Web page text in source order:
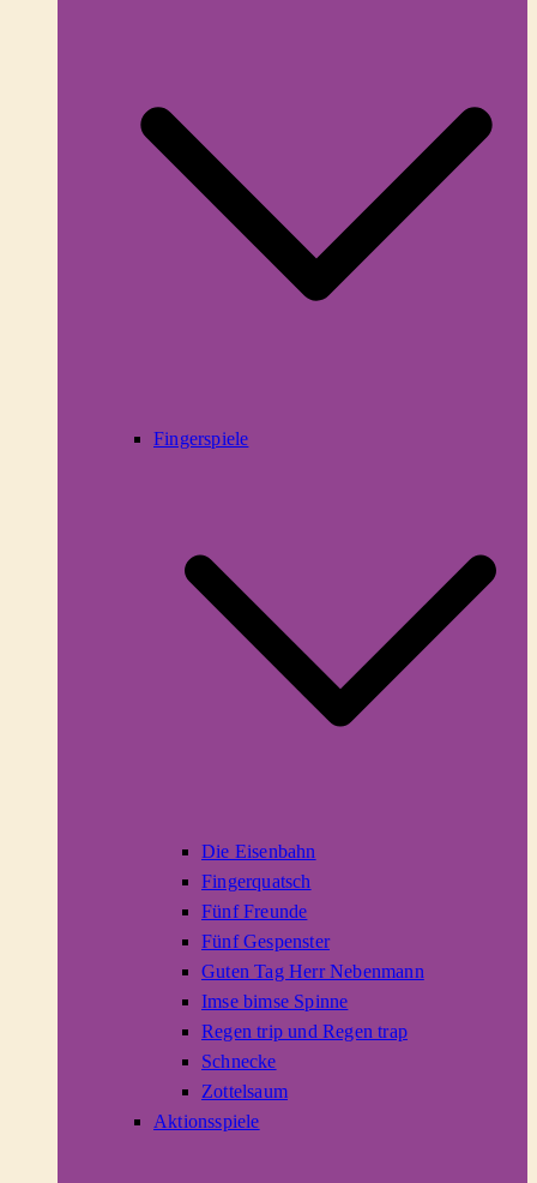
Fingerspiele
Die Eisenbahn
Fingerquatsch
Fünf Freunde
Fünf Gespenster
Guten Tag Herr Nebenmann
Imse bimse Spinne
Regen trip und Regen trap
Schnecke
Zottelsaum
Aktionsspiele